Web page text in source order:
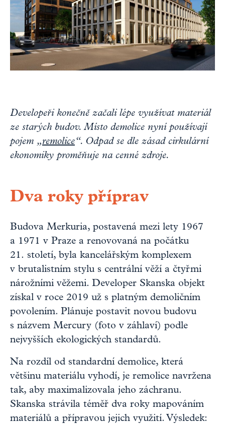
Developeři konečně začali lépe využívat materiál
ze starých budov. Místo demolice nyní používají
pojem „remolice“. Odpad se dle zásad cirkulární
ekonomiky proměňuje na cenné zdroje.
Dva roky příprav
Budova Merkuria, postavená mezi lety 1967
a 1971 v Praze a renovovaná na počátku
21. století, byla kancelářským komplexem
v brutalistním stylu s centrální věží a čtyřmi
nárožními věžemi. Developer Skanska objekt
získal v roce 2019 už s platným demoličním
povolením. Plánuje postavit novou budovu
s názvem Mercury (foto v záhlaví) podle
nejvyšších ekologických standardů.
Na rozdíl od standardní demolice, která
většinu materiálu vyhodí, je remolice navržena
tak, aby maximalizovala jeho záchranu.
Skanska strávila téměř dva roky mapováním
materiálů a přípravou jejich využití. Výsledek: